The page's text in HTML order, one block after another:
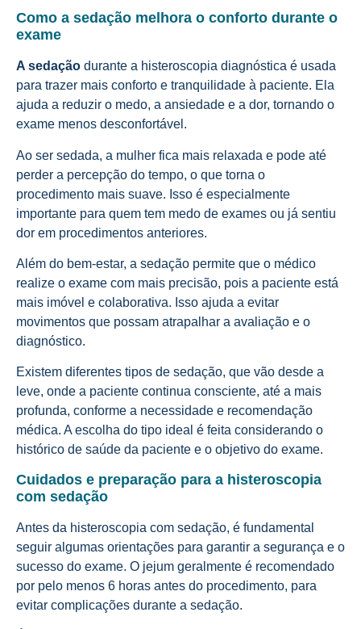
Como a sedação melhora o conforto durante o
exame
A sedação durante a histeroscopia diagnóstica é usada
para trazer mais conforto e tranquilidade à paciente. Ela
ajuda a reduzir o medo, a ansiedade e a dor, tornando o
exame menos desconfortável.
Ao ser sedada, a mulher fica mais relaxada e pode até
perder a percepção do tempo, o que torna o
procedimento mais suave. Isso é especialmente
importante para quem tem medo de exames ou já sentiu
dor em procedimentos anteriores.
Além do bem-estar, a sedação permite que o médico
realize o exame com mais precisão, pois a paciente está
mais imóvel e colaborativa. Isso ajuda a evitar
movimentos que possam atrapalhar a avaliação e o
diagnóstico.
Existem diferentes tipos de sedação, que vão desde a
leve, onde a paciente continua consciente, até a mais
profunda, conforme a necessidade e recomendação
médica. A escolha do tipo ideal é feita considerando o
histórico de saúde da paciente e o objetivo do exame.
Cuidados e preparação para a histeroscopia
com sedação
Antes da histeroscopia com sedação, é fundamental
seguir algumas orientações para garantir a segurança e o
sucesso do exame. O jejum geralmente é recomendado
por pelo menos 6 horas antes do procedimento, para
evitar complicações durante a sedação.